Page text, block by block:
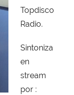
Topdisco
Radio.
Sintoniza
en
stream
por :